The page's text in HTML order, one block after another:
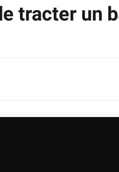
tracter un